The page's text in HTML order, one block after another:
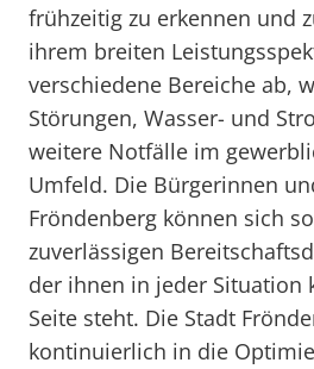
frühzeitig zu erkennen und
ihrem breiten
verschiedene Bereiche ab,
Störungen, Wasser- und
weitere Notfälle im
Umfeld. Die Bürgerinnen
Fröndenberg können sich
zuverlässigen
der ihnen in jeder Situation
Seite steht. Die Stadt
kontinuierlich in die